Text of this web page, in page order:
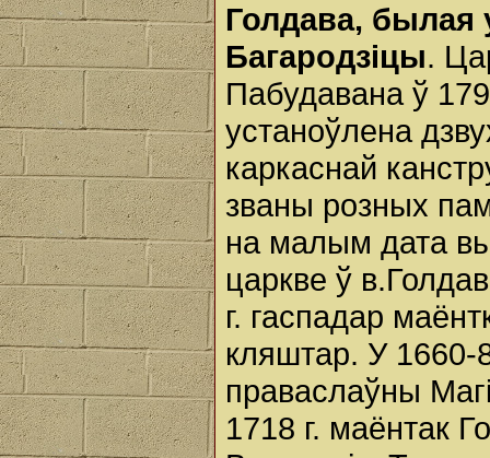
Голдава, былая
Багародзіцы.
Пабудавана ў
устаноўлена
каркаснай
званы розных
на малым дата
царкве ў
г. гаспадар
кляштар. У 1660-
праваслаўны
1718 г. маёнтак